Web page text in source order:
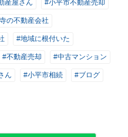
産屋さん #小平市不動産売却
の不動産会社
#地域に根付いた
#不動産売却 #中古マンション
ん #小平市相続 #ブログ